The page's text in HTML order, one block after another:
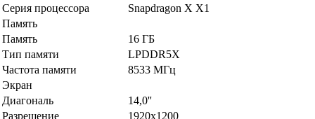
Серия процессора
Snapdragon X X1
Память
Память
16 ГБ
Тип памяти
LPDDR5X
Частота памяти
8533 МГц
Экран
Диагональ
14,0''
Разрешение
1920x1200